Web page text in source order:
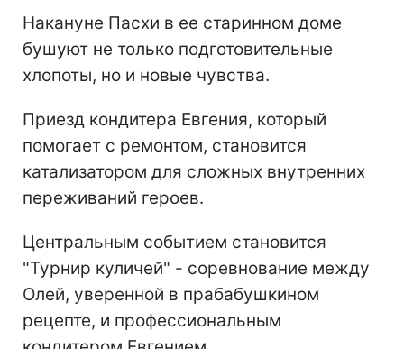
Накануне Пасхи в ее старинном доме
бушуют не только подготовительные
хлопоты, но и новые чувства.
Приезд кондитера Евгения, который
помогает с ремонтом, становится
катализатором для сложных внутренних
переживаний героев.
Центральным событием становится
"Турнир куличей" - соревнование между
Олей, уверенной в прабабушкином
рецепте, и профессиональным